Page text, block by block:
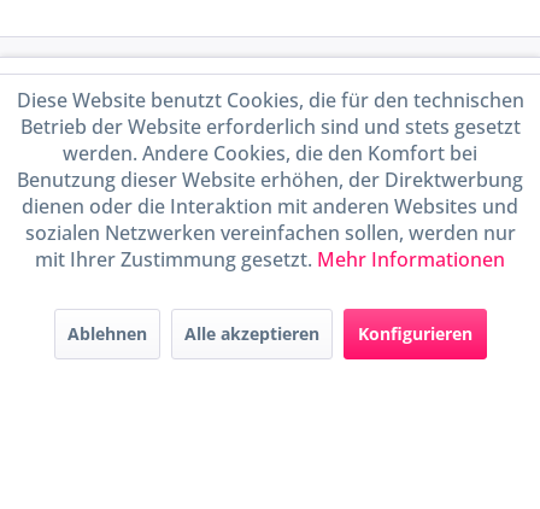
Service Hotline
Shop Service
Informationen
Handel mit BIO-Weinen
durch DE-ÖKO-009
Diese Website benutzt Cookies, die für den technischen
Betrieb der Website erforderlich sind und stets gesetzt
werden. Andere Cookies, die den Komfort bei
Benutzung dieser Website erhöhen, der Direktwerbung
dienen oder die Interaktion mit anderen Websites und
sozialen Netzwerken vereinfachen sollen, werden nur
mit Ihrer Zustimmung gesetzt. Mehr Informationen
Ablehnen Alle akzeptieren Konfigurieren